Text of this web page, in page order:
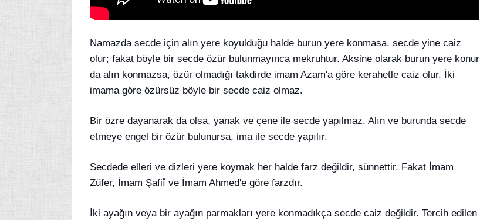
Namazda secde için alın yere koyulduğu halde burun yere konmasa, secde yine caiz
olur; fakat böyle bir secde özür bulunmayınca mekruhtur. Aksine olarak burun yere konur
da alın konmazsa, özür olmadığı takdirde imam Azam'a göre kerahetle caiz olur. İki
imama göre özürsüz böyle bir secde caiz olmaz.
Bir özre dayanarak da olsa, yanak ve çene ile secde yapılmaz. Alın ve burunda secde
etmeye engel bir özür bulunursa, ima ile secde yapılır.
Secdede elleri ve dizleri yere koymak her halde farz değildir, sünnettir. Fakat İmam
Züfer, İmam Şafiî ve İmam Ahmed'e göre farzdır.
İki ayağın veya bir ayağın parmakları yere konmadıkça secde caiz değildir. Tercih edilen